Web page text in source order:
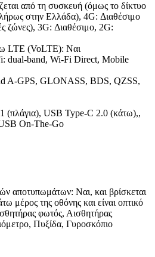
από τη συσκευή (όμως το δίκτυο
στην Ελλάδα), 4G: Διαθέσιμο
ζώνες), 3G: Διαθέσιμο, 2G:
LTE (VoLTE): Ναι
dual-band, Wi-Fi Direct, Mobile
A-GPS, GLONASS, BDS, QZSS,
(πλάγια), USB Type-C 2.0 (κάτω),,
On-The-Go
αποτυπωμάτων: Ναι, και βρίσκεται
μέρος της οθόνης και είναι οπτικό
φωτός, Αισθητήρας
Πυξίδα, Γυροσκόπιο